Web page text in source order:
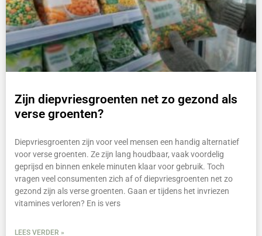
Zijn diepvriesgroenten net zo gezond als
verse groenten?
Diepvriesgroenten zijn voor veel mensen een handig alternatief
voor verse groenten. Ze zijn lang houdbaar, vaak voordelig
geprijsd en binnen enkele minuten klaar voor gebruik. Toch
vragen veel consumenten zich af of diepvriesgroenten net zo
gezond zijn als verse groenten. Gaan er tijdens het invriezen
vitamines verloren? En is vers
LEES VERDER »